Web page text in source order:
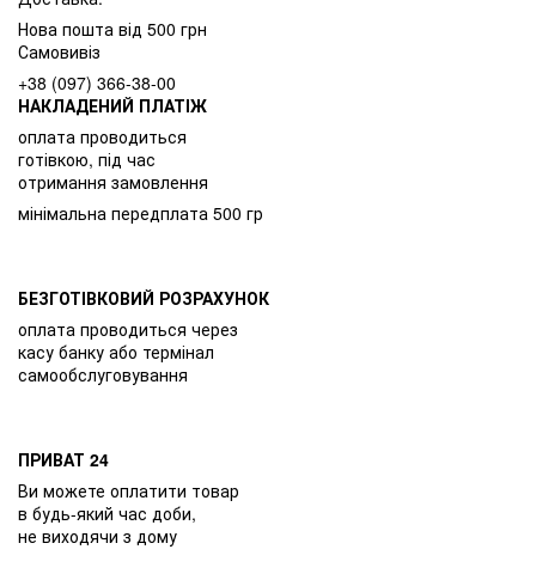
Нова пошта від 500 грн
Самовивіз
+38 (097) 366-38-00
НАКЛАДЕНИЙ ПЛАТІЖ
оплата проводиться
готівкою, під час
отримання замовлення
мінімальна передплата 500 гр
БЕЗГОТІВКОВИЙ РОЗРАХУНОК
оплата проводиться через
касу банку або термінал
самообслуговування
ПРИВАТ 24
Ви можете оплатити товар
в будь-який час доби,
не виходячи з дому